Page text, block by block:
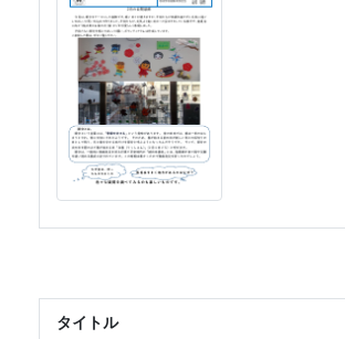
タイトル